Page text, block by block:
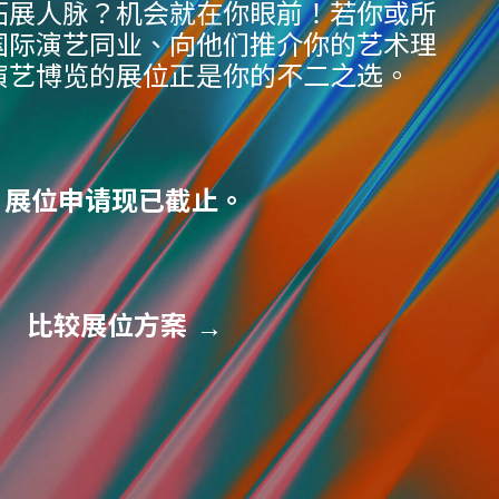
人脉？机会就在你眼前！若你或所
演艺同业、向他们推介你的艺术理
博览的展位正是你的不二之选。
展位申请现已截止。
比较展位方案